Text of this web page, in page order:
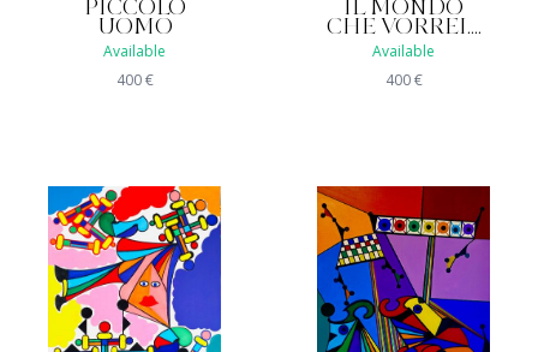
PICCOLO
UOMO
Available
400€
IL MONDO
CHE VORREI....
Available
400€